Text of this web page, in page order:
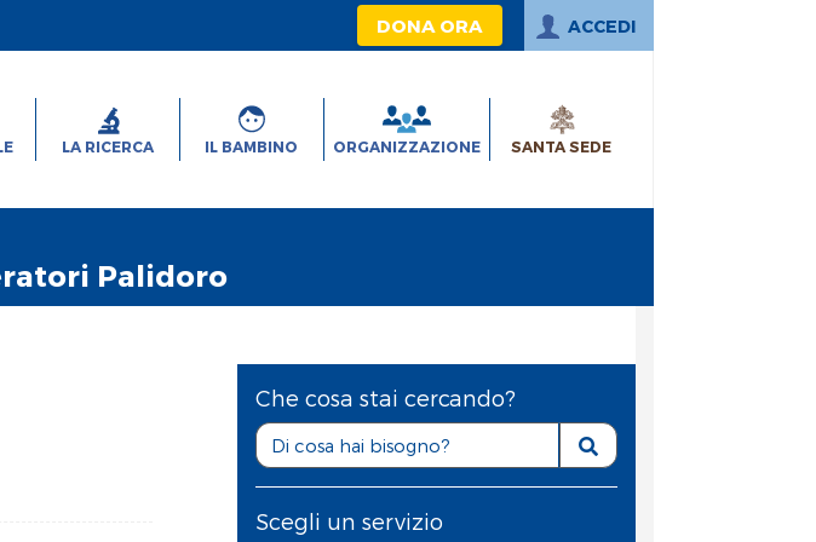
DONA ORA ACCEDI
LA RICERCA IL BAMBINO ORGANIZZAZIONE SANTA SEDE
Palidoro
Che cosa stai cercando?
Scegli un servizio